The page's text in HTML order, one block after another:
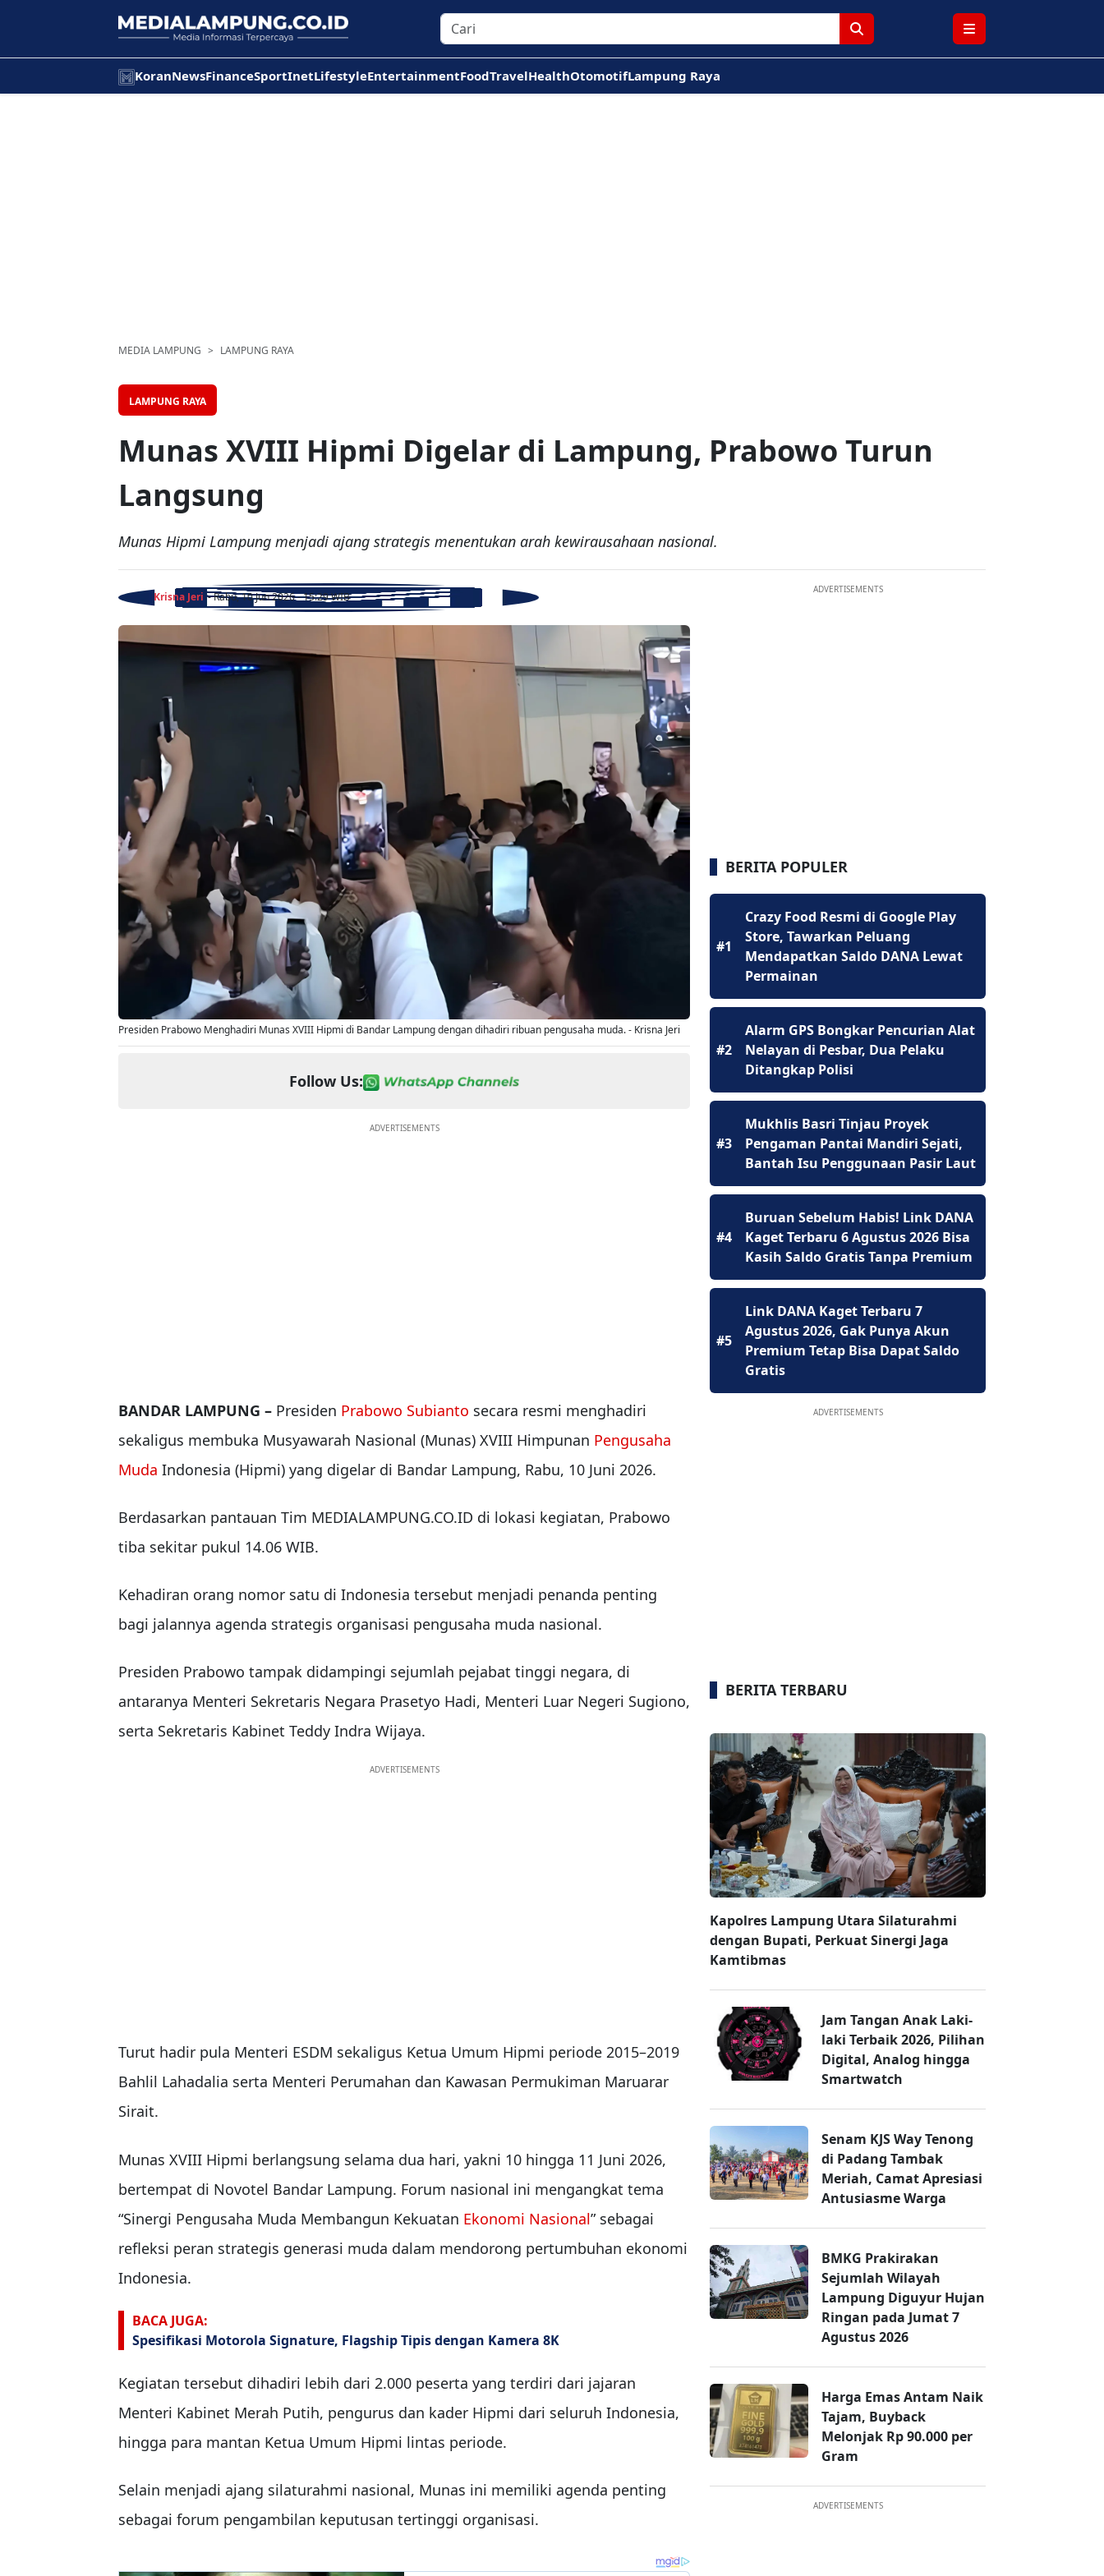
KoranNewsFinanceSportInetLifestyleEntertainmentFoodTravelHealthOtomotifLampung Raya
MEDIA LAMPUNG LAMPUNG RAYA
LAMPUNG RAYA
Munas XVIII Hipmi Digelar di Lampung, Prabowo Turun
Langsung
Munas Hipmi Lampung menjadi ajang strategis menentukan arah kewirausahaan nasional.
Krisna Jeri - Rabu, 10 Jun 2026 - 15:29 WIB
Presiden Prabowo Menghadiri Munas XVIII Hipmi di Bandar Lampung dengan dihadiri ribuan pengusaha muda. - Krisna Jeri
Follow Us:
ADVERTISEMENTS
BANDAR LAMPUNG – Presiden Prabowo Subianto secara resmi menghadiri
sekaligus membuka Musyawarah Nasional (Munas) XVIII Himpunan Pengusaha
Muda Indonesia (Hipmi) yang digelar di Bandar Lampung, Rabu, 10 Juni 2026.
Berdasarkan pantauan Tim MEDIALAMPUNG.CO.ID di lokasi kegiatan, Prabowo
tiba sekitar pukul 14.06 WIB.
Kehadiran orang nomor satu di Indonesia tersebut menjadi penanda penting
bagi jalannya agenda strategis organisasi pengusaha muda nasional.
Presiden Prabowo tampak didampingi sejumlah pejabat tinggi negara, di
antaranya Menteri Sekretaris Negara Prasetyo Hadi, Menteri Luar Negeri Sugiono,
serta Sekretaris Kabinet Teddy Indra Wijaya.
ADVERTISEMENTS
Turut hadir pula Menteri ESDM sekaligus Ketua Umum Hipmi periode 2015–2019
Bahlil Lahadalia serta Menteri Perumahan dan Kawasan Permukiman Maruarar
Sirait.
Munas XVIII Hipmi berlangsung selama dua hari, yakni 10 hingga 11 Juni 2026,
bertempat di Novotel Bandar Lampung. Forum nasional ini mengangkat tema
“Sinergi Pengusaha Muda Membangun Kekuatan Ekonomi Nasional” sebagai
refleksi peran strategis generasi muda dalam mendorong pertumbuhan ekonomi
Indonesia.
BACA JUGA:
Spesifikasi Motorola Signature, Flagship Tipis dengan Kamera 8K
Kegiatan tersebut dihadiri lebih dari 2.000 peserta yang terdiri dari jajaran
Menteri Kabinet Merah Putih, pengurus dan kader Hipmi dari seluruh Indonesia,
hingga para mantan Ketua Umum Hipmi lintas periode.
Selain menjadi ajang silaturahmi nasional, Munas ini memiliki agenda penting
sebagai forum pengambilan keputusan tertinggi organisasi.
ADVERTISEMENTS
BERITA POPULER
#1
Crazy Food Resmi di Google Play
Store, Tawarkan Peluang
Mendapatkan Saldo DANA Lewat
Permainan
#2
Alarm GPS Bongkar Pencurian Alat
Nelayan di Pesbar, Dua Pelaku
Ditangkap Polisi
#3
Mukhlis Basri Tinjau Proyek
Pengaman Pantai Mandiri Sejati,
Bantah Isu Penggunaan Pasir Laut
#4
Buruan Sebelum Habis! Link DANA
Kaget Terbaru 6 Agustus 2026 Bisa
Kasih Saldo Gratis Tanpa Premium
#5
Link DANA Kaget Terbaru 7
Agustus 2026, Gak Punya Akun
Premium Tetap Bisa Dapat Saldo
Gratis
ADVERTISEMENTS
BERITA TERBARU
Kapolres Lampung Utara Silaturahmi
dengan Bupati, Perkuat Sinergi Jaga
Kamtibmas
Jam Tangan Anak Laki-
laki Terbaik 2026, Pilihan
Digital, Analog hingga
Smartwatch
Senam KJS Way Tenong
di Padang Tambak
Meriah, Camat Apresiasi
Antusiasme Warga
BMKG Prakirakan
Sejumlah Wilayah
Lampung Diguyur Hujan
Ringan pada Jumat 7
Agustus 2026
Harga Emas Antam Naik
Tajam, Buyback
Melonjak Rp 90.000 per
Gram
ADVERTISEMENTS